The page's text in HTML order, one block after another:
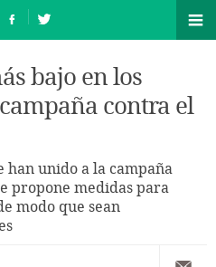
bajo en los
contra el
han unido a la campaña
propone medidas para
modo que sean